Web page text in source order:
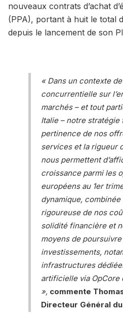
nouveaux contrats d’achat
(PPA), portant à huit le total
depuis le lancement de son
« Dans un contexte
concurrentielle sur
marchés – et tout
Italie – notre
pertinence de nos
services et la rigueur
nous permettent
croissance parmi les
européens au 1er
dynamique,
rigoureuse de nos
solidité financière et
moyens de
investissements,
infrastructures
artificielle via OpCore
», commente
Directeur Général